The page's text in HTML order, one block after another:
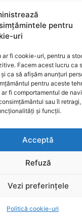
pentru
uri
ar fi cookie-uri, pentru a
Facem acest lucru ca
ca să afișăm anunțuri
pentru aceste
fi comportamentul de
sau îl
și funcții.
Acceptă
Refuză
Vezi preferințele
Politică cookie-uri
înaintea întâlnirii
I WANT IN
Privacy Policy
gads.ro